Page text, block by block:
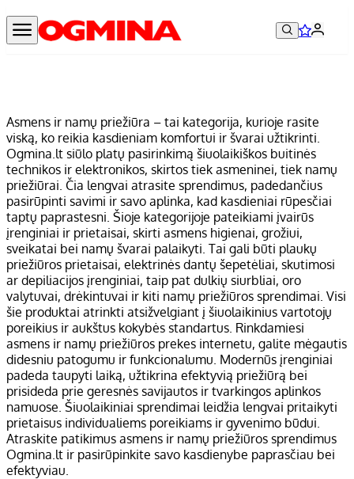
Asmens ir namų priežiūra – tai kategorija, kurioje rasite
viską, ko reikia kasdieniam komfortui ir švarai užtikrinti.
Ogmina.lt siūlo platų pasirinkimą šiuolaikiškos buitinės
technikos ir elektronikos, skirtos tiek asmeninei, tiek namų
priežiūrai. Čia lengvai atrasite sprendimus, padedančius
pasirūpinti savimi ir savo aplinka, kad kasdieniai rūpesčiai
taptų paprastesni. Šioje kategorijoje pateikiami įvairūs
įrenginiai ir prietaisai, skirti asmens higienai, grožiui,
sveikatai bei namų švarai palaikyti. Tai gali būti plaukų
priežiūros prietaisai, elektrinės dantų šepetėliai, skutimosi
ar depiliacijos įrenginiai, taip pat dulkių siurbliai, oro
valytuvai, drėkintuvai ir kiti namų priežiūros sprendimai. Visi
šie produktai atrinkti atsižvelgiant į šiuolaikinius vartotojų
poreikius ir aukštus kokybės standartus. Rinkdamiesi
asmens ir namų priežiūros prekes internetu, galite mėgautis
didesniu patogumu ir funkcionalumu. Modernūs įrenginiai
padeda taupyti laiką, užtikrina efektyvią priežiūrą bei
prisideda prie geresnės savijautos ir tvarkingos aplinkos
namuose. Šiuolaikiniai sprendimai leidžia lengvai pritaikyti
prietaisus individualiems poreikiams ir gyvenimo būdui.
Atraskite patikimus asmens ir namų priežiūros sprendimus
Ogmina.lt ir pasirūpinkite savo kasdienybe paprasčiau bei
efektyviau.